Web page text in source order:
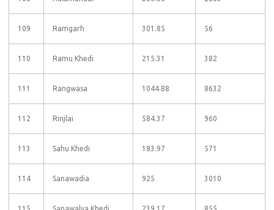
109 Ramgarh 301.85 56
110 Ramu Khedi 215.31 382
111 Rangwasa 1044.88 8632
112 Rinjlai 584.37 960
113 Sahu Khedi 183.97 571
114 Sanawadia 925 3010